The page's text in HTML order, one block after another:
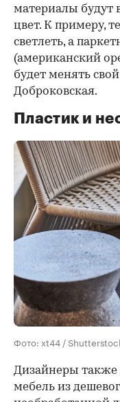
материалы будут
цвет. К примеру,
светлеть, а
(американский
будет менять
Доброковская.
Пластик и
Фото: xt44 /
Дизайнеры также
мебель из